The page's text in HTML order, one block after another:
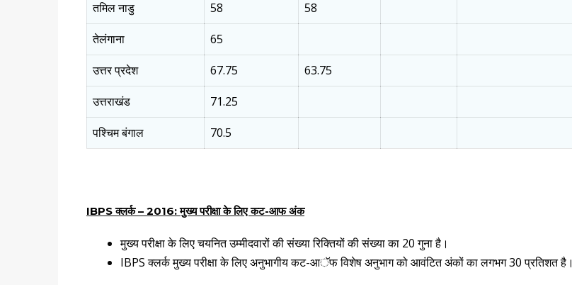
तमिल नाडु
58
58
तेलंगाना
65
उत्तर प्रदेश
67.75
63.75
उत्तराखंड
71.25
पश्चिम बंगाल
70.5
IBPSक्लर्क – 2016:मुख्य परीक्षा के लिए कट-आफ अंक
मुख्य परीक्षा के लिए चयनित उम्मीदवारों की संख्या रिक्तियों की संख्या का 20 गुना है।
IBPS क्लर्क मुख्य परीक्षा के लिए अनुभागीय कट-आॅफ विशेष अनुभाग को आवंटित अंकों का लगभग 30 प्रतिशत है।